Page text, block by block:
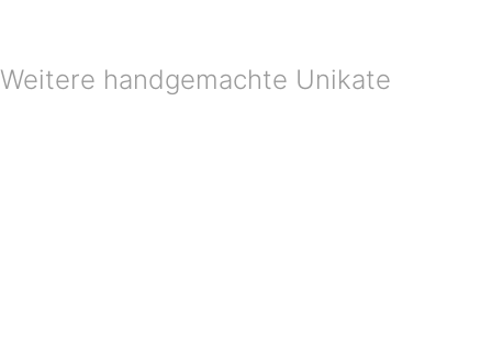
Weitere handgemachte Unikate